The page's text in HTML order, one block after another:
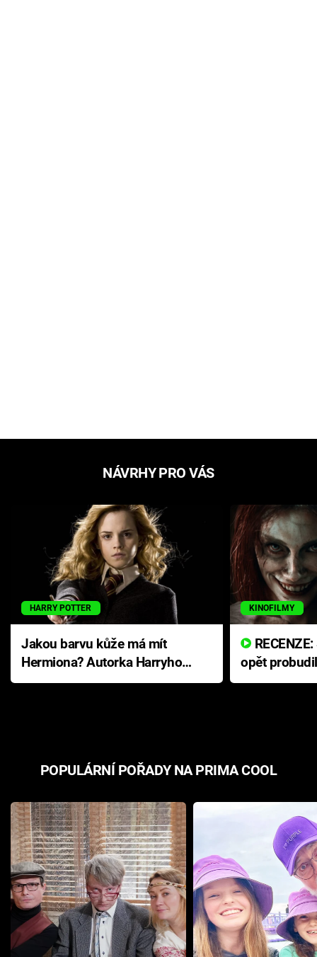
NÁVRHY PRO VÁS
HARRY POTTER
Jakou barvu kůže má mít
Hermiona? Autorka Harryho
Pottera přišla s ráznou
KINOFILMY
opět
přichází s
POPULÁRNÍ POŘADY NA PRIMA COOL